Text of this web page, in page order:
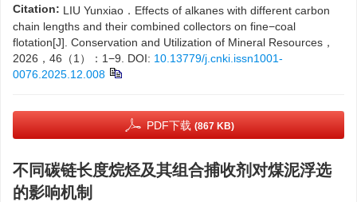
Citation: LIU Yunxiao．Effects of alkanes with different carbon
chain lengths and their combined collectors on fine−coal
flotation[J]. Conservation and Utilization of Mineral Resources，
2026，46（1）：1−9.
DOI: 10.13779/j.cnki.issn1001-
0076.2025.12.008
PDF下载 (867 KB)
不同碳链长度烷烃及其组合捕收剂对煤泥浮选
的影响机制